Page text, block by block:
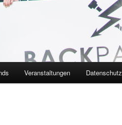
Veranstaltungen Datenschutz